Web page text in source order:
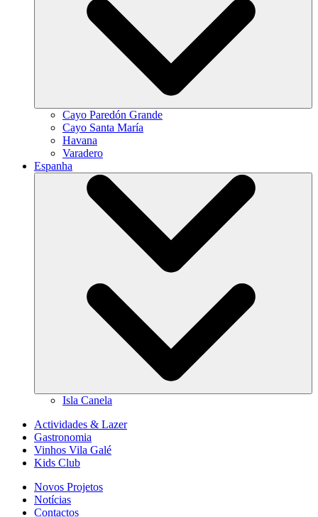
Cayo Paredón Grande
Cayo Santa María
Havana
Varadero
Espanha
Isla Canela
Actividades & Lazer
Gastronomia
Vinhos Vila Galé
Kids Club
Novos Projetos
Notícias
Contactos